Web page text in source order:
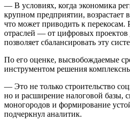
— В условиях, когда экономика
крупном предприятии, возрастает
что может приводить к перекосам.
отраслей — от цифровых проектов
позволяет сбалансировать эту
По его оценке, высвобождаемые
инструментом решения
— Это не только строительство
но и расширение налоговой базы,
моногородов и формирование
подчеркнул аналитик.